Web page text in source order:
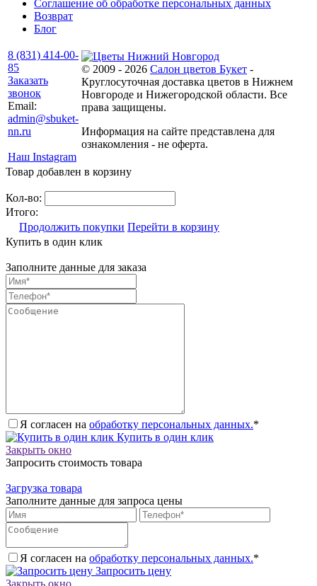
Соглашение об обработке персональных данных
Возврат
Блог
8 (831) 414-00-
85
Заказать
звонок
Email:
admin@sbuket-
nn.ru
Наш Instagram
© 2009 - 2026 Салон цветов Букет -
Круглосуточная доставка цветов в Нижнем
Новгороде и Нижегородской области. Все
права защищены.
Информация на сайте представлена для
ознакомления - не оферта.
Товар добавлен в корзину
Кол-во:
Итого:
Продолжить покупки Перейти в корзину
Купить в один клик
Заполните данные для заказа
Я согласен на обработку персональных данных.*
Купить в один клик
Закрыть окно
Запросить стоимость товара
Загрузка товара
Заполните данные для запроса цены
Я согласен на обработку персональных данных.*
Запросить цену
Закрыть окно